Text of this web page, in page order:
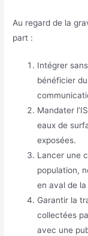
Au regard de la
part :
Intégrer
bénéficier
Mandater
eaux de
exposées.
Lancer une
population,
en aval de la
Garantir la
collectées
avec une